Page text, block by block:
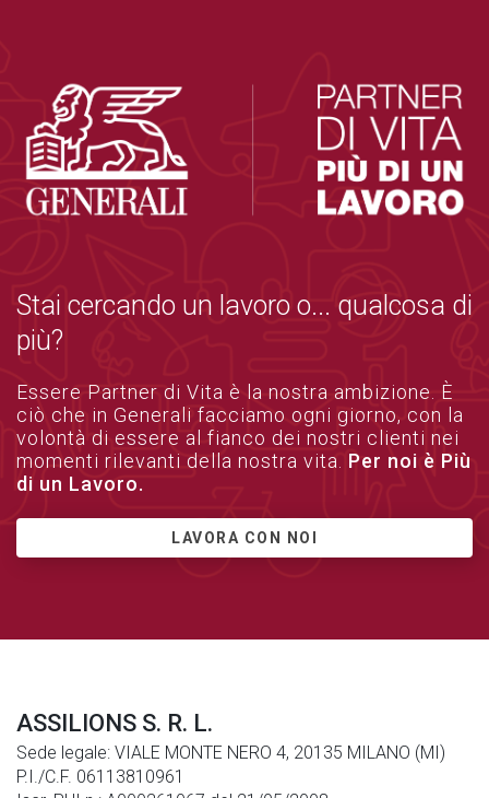
Stai cercando un lavoro o... qualcosa di
più?
Essere Partner di Vita è la nostra ambizione. È
ciò che in Generali facciamo ogni giorno, con la
volontà di essere al fianco dei nostri clienti nei
momenti rilevanti della nostra vita. Per noi è Più
di un Lavoro.
LAVORA CON NOI
ASSILIONS S. R. L.
Sede legale: VIALE MONTE NERO 4, 20135 MILANO (MI)
P.I./C.F. 06113810961